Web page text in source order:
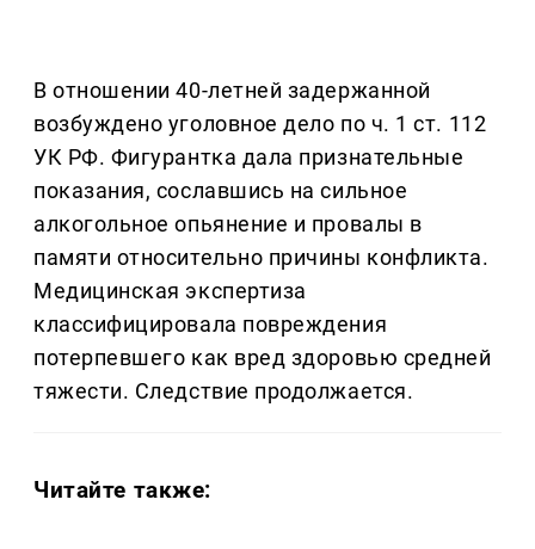
В отношении 40-летней задержанной
возбуждено уголовное дело по ч. 1 ст. 112
УК РФ. Фигурантка дала признательные
показания, сославшись на сильное
алкогольное опьянение и провалы в
памяти относительно причины конфликта.
Медицинская экспертиза
классифицировала повреждения
потерпевшего как вред здоровью средней
тяжести. Следствие продолжается.
Читайте также: